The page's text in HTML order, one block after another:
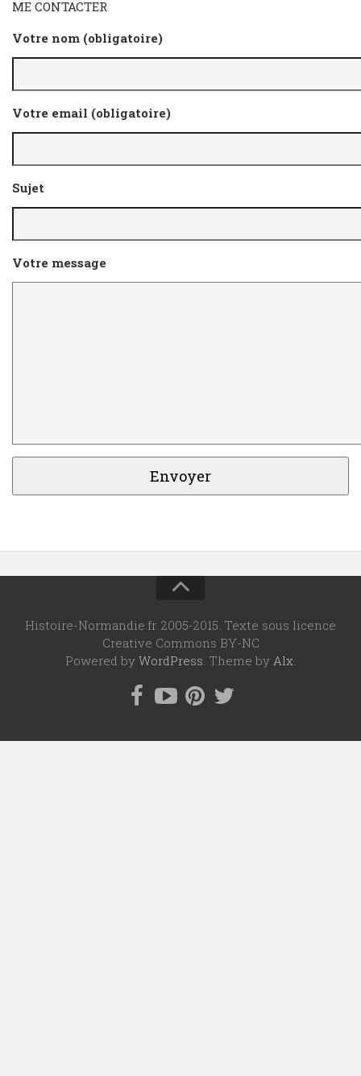
ME CONTACTER
Votre nom (obligatoire)
Votre email (obligatoire)
Sujet
Votre message
Histoire-Normandie.fr. 2005-2015. Texte sous licence
Creative Commons BY-NC
Powered by WordPress . Theme by Alx